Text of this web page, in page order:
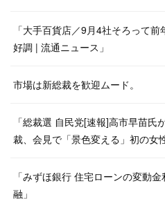
「大手百貨店／9月4社そろって
好調 | 流通ニュース」
市場は新総裁を歓迎ムード。
「総裁選 自民党[速報]高市早苗
裁、会見で「景色変える」初の女
「みずほ銀行 住宅ローンの変動
融」